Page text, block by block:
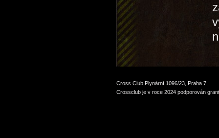
Cross Club Plynární 1096/23, Praha 7
Crossclub je v roce 2024 podporován